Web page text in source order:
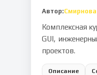
Автор:
Комплексная
GUI,
проектов.
Описание